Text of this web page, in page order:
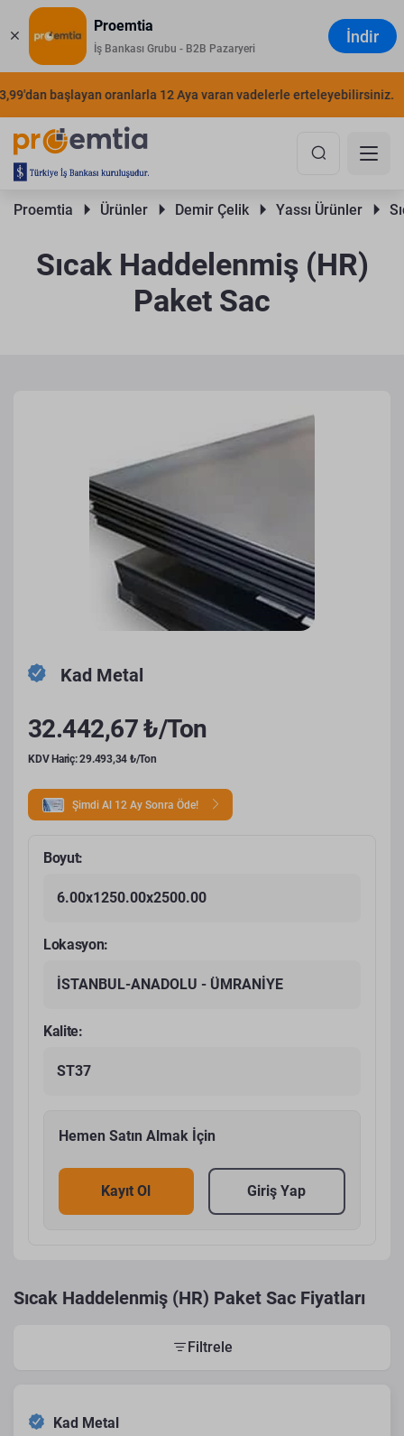
Proemtia
İş Bankası Grubu - B2B Pazaryeri
İndir
başlayan oranlarla 12 Aya varan vadelerle erteleyebilirsiniz.
Proemtia Ürünler Demir Çelik Yassı Ürünler
Sıcak Haddelenmiş (HR)
Paket Sac
Kad Metal
32.442,67 ₺/Ton
KDV Hariç: 29.493,34 ₺/Ton
Şimdi Al 12 Ay Sonra Öde!
Boyut:
6.00x1250.00x2500.00
Lokasyon:
İSTANBUL-ANADOLU - ÜMRANİYE
Kalite:
ST37
Hemen Satın Almak İçin
Kayıt Ol Giriş Yap
Sıcak Haddelenmiş (HR) Paket Sac Fiyatları
Filtrele
Kad Metal